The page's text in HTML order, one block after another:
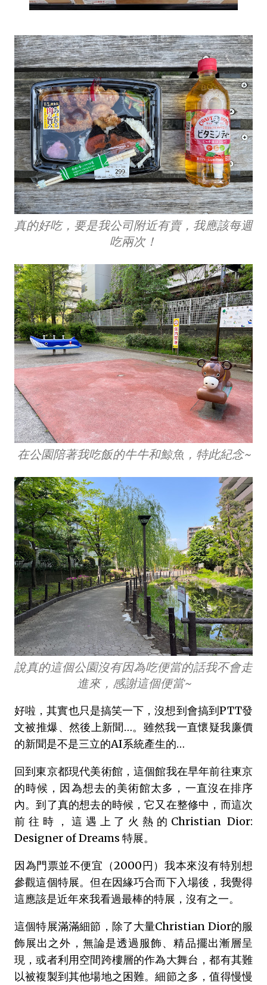
真的好吃，要是我公司附近有賣，我應該每週
吃兩次！
在公園陪著我吃飯的牛牛和鯨魚，特此紀念~
說真的這個公園沒有因為吃便當的話我不會走
進來，感謝這個便當~
好啦，其實也只是搞笑一下，沒想到會搞到PTT發
文被推爆、然後上新聞…。雖然我一直懷疑我廉價
的新聞是不是三立的AI系統產生的…
回到東京都現代美術館，這個館我在早年前往東京
的時候，因為想去的美術館太多，一直沒在排序
內。到了真的想去的時候，它又在整修中，而這次
前往時，這遇上了火熱的Christian Dior:
Designer of Dreams 特展。
因為門票並不便宜（2000円）我本來沒有特別想
參觀這個特展。但在因緣巧合而下入場後，我覺得
這應該是近年來我看過最棒的特展，沒有之一。
這個特展滿滿細節，除了大量Christian Dior的服
飾展出之外，無論是透過服飾、精品擺出漸層呈
現，或者利用空間跨樓層的作為大舞台，都有其難
以被複製到其他場地之困難。細節之多，值得慢慢